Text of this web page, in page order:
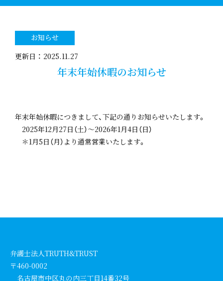
お知らせ
更新日 ： 2025.11.27
年末年始休暇のお知らせ
年末年始休暇につきまして、下記の通りお知らせいたします。
2025年12月27日（土）～2026年1月4日（日）
＊1月5日（月）より通常営業いたします。
弁護士法人TRUTH&TRUST
〒460-0002
名古屋市中区丸の内三丁目14番32号